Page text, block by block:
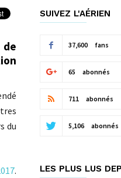
de
du
.
SUIVEZ L'AÉRIEN
37,600 fans
65 abonnés
711 abonnés
5,106 abonnés
LES PLUS LUS